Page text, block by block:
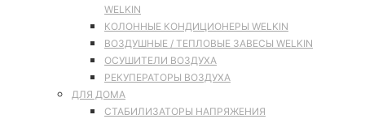
WELKIN
КОЛОННЫЕ КОНДИЦИОНЕРЫ WELKIN
ВОЗДУШНЫЕ / ТЕПЛОВЫЕ ЗАВЕСЫ WELKIN
ОСУШИТЕЛИ ВОЗДУХА
РЕКУПЕРАТОРЫ ВОЗДУХА
ДЛЯ ДОМА
СТАБИЛИЗАТОРЫ НАПРЯЖЕНИЯ